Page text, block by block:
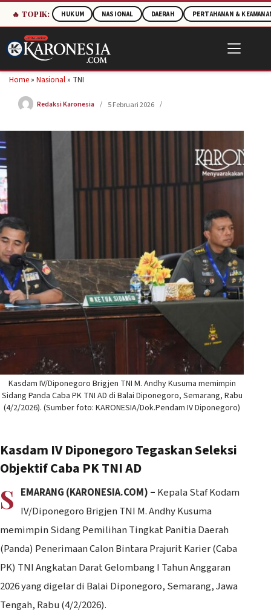
🔥 TOPIK: HUKUM NASIONAL DAERAH PERTAHANAN &
to
content
Home » Nasional » TNI
Redaksi Karonesia 5 Februari 2026
Kasdam IV/Diponegoro Brigjen TNI M. Andhy Kusuma memimpin
Sidang Panda Caba PK TNI AD di Balai Diponegoro, Semarang, Rabu
(4/2/2026). (Sumber foto: KARONESIA/Dok.Pendam IV Diponegoro)
Kasdam IV Diponegoro Tegaskan Seleksi
Objektif Caba PK TNI AD
S EMARANG (KARONESIA.COM) – Kepala Staf Kodam
IV/Diponegoro Brigjen TNI M. Andhy Kusuma
memimpin Sidang Pemilihan Tingkat Panitia Daerah
(Panda) Penerimaan Calon Bintara Prajurit Karier (Caba
PK) TNI Angkatan Darat Gelombang I Tahun Anggaran
2026 yang digelar di Balai Diponegoro, Semarang, Jawa
Tengah, Rabu (4/2/2026).